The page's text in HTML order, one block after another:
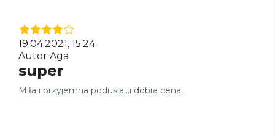
19.04.2021, 15:24
Autor Aga
super
Miła i przyjemna podusia...i dobra cena..